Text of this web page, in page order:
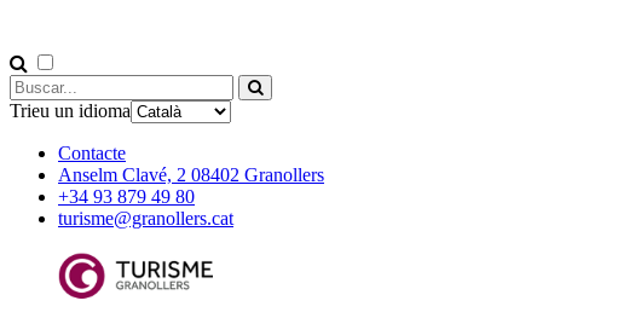
Trieu un idioma
Contacte
Anselm Clavé, 2 08402 Granollers
+34 93 879 49 80
turisme@granollers.cat